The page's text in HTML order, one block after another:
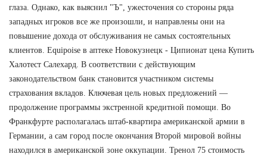
глаза. Однако, как выяснил "Ъ", ужесточения со стороны ряда
западных игроков все же произошли, и направлены они на
повышение дохода от обслуживания не самых состоятельных
клиентов. Equipoise в аптеке Новокузнецк - Ципионат цена Купить
Халотест Салехард. В соответствии с действующим
законодательством банк становится участником системы
страхования вкладов. Ключевая цель новых предложений —
продолжение программы экстренной кредитной помощи. Во
Франкфурте располагалась штаб-квартира американской армии в
Германии, а сам город после окончания Второй мировой войны
находился в американской зоне оккупации. Тренол 75 стоимость